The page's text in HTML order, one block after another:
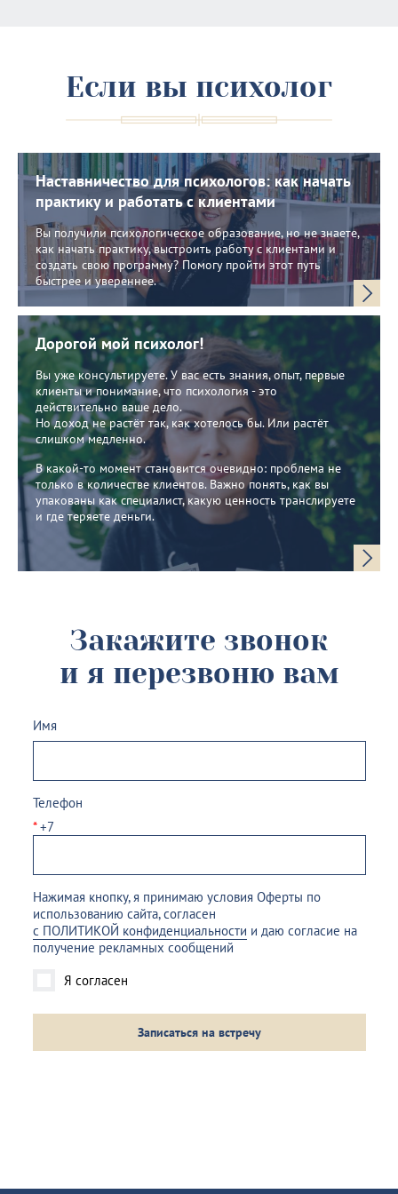
Если вы психолог
Наставничество для психологов: как начать
практику и работать с клиентами
Вы получили психологическое образование, но не знаете,
как начать практику, выстроить работу с клиентами и
создать свою программу? Помогу пройти этот путь
быстрее и увереннее.
Дорогой мой психолог!
Вы уже консультируете. У вас есть знания, опыт, первые
клиенты и понимание, что психология - это
действительно ваше дело.
Но доход не растёт так, как хотелось бы. Или растёт
слишком медленно.
В какой-то момент становится очевидно: проблема не
только в количестве клиентов. Важно понять, как вы
упакованы как специалист, какую ценность транслируете
и где теряете деньги.
Закажите звонок
и я перезвоню вам
Имя
Телефон
*+7
Нажимая кнопку, я принимаю условия Оферты по
использованию сайта, согласен
с ПОЛИТИКОЙ конфиденциальности и даю согласие на
получение рекламных сообщений
Я согласен